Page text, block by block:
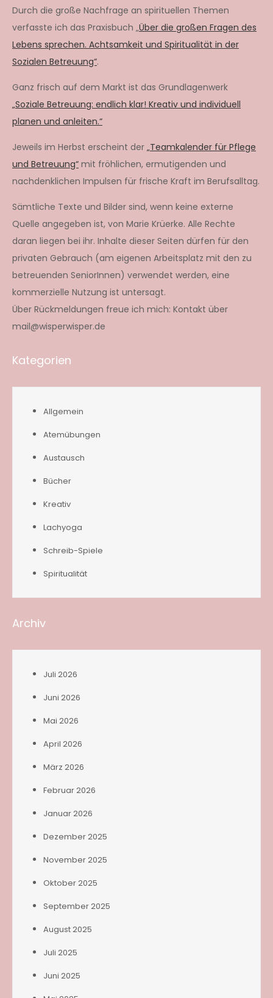
Durch die große Nachfrage an spirituellen Themen
verfasste ich das Praxisbuch „Über die großen Fragen des
Lebens sprechen. Achtsamkeit und Spiritualität in der
Sozialen Betreuung“.
Ganz frisch auf dem Markt ist das Grundlagenwerk
„Soziale Betreuung: endlich klar! Kreativ und individuell
planen und anleiten.“
Jeweils im Herbst erscheint der „Teamkalender für Pflege
und Betreuung“ mit fröhlichen, ermutigenden und
nachdenklichen Impulsen für frische Kraft im Berufsalltag.
Sämtliche Texte und Bilder sind, wenn keine externe
Quelle angegeben ist, von Marie Krüerke. Alle Rechte
daran liegen bei ihr. Inhalte dieser Seiten dürfen für den
privaten Gebrauch (am eigenen Arbeitsplatz mit den zu
betreuenden SeniorInnen) verwendet werden, eine
kommerzielle Nutzung ist untersagt.
Über Rückmeldungen freue ich mich: Kontakt über
mail@wisperwisper.de
Kategorien
Allgemein
Atemübungen
Austausch
Bücher
Kreativ
Lachyoga
Schreib-Spiele
Spiritualität
Archiv
Juli 2026
Juni 2026
Mai 2026
April 2026
März 2026
Februar 2026
Januar 2026
Dezember 2025
November 2025
Oktober 2025
September 2025
August 2025
Juli 2025
Juni 2025